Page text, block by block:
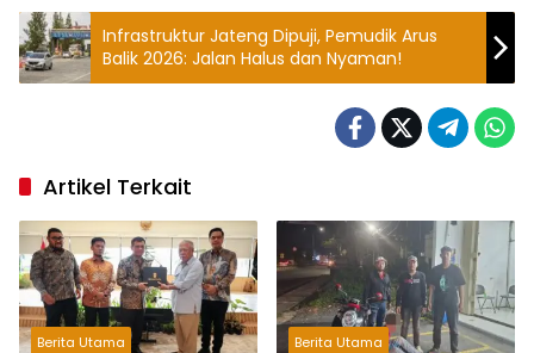
Infrastruktur Jateng Dipuji, Pemudik Arus
Balik 2026: Jalan Halus dan Nyaman!
Artikel Terkait
Berita Utama Berita Utama